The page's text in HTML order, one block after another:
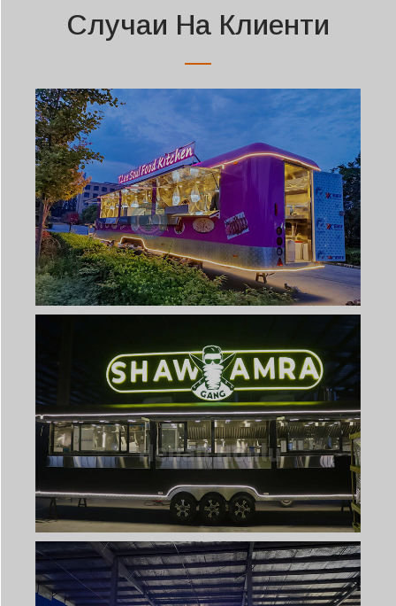
Случаи На Клиенти
Slovenščina
Latviešu valoda
Dansk
Hrvatski
Српски језик
Norsk nynorsk
Maori
Eesti
Български
Nederlands (België)
हिन्दी
Norsk bokmål
Slovenčina
Svenska